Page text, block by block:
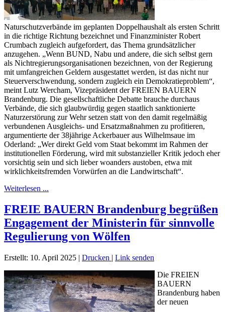
Naturschutzverbände im geplanten Doppelhaushalt als ersten Schritt
in die richtige Richtung bezeichnet und Finanzminister Robert
Crumbach zugleich aufgefordert, das Thema grundsätzlicher
anzugehen. „Wenn BUND, Nabu und andere, die sich selbst gern
als Nichtregierungsorganisationen bezeichnen, von der Regierung
mit umfangreichen Geldern ausgestattet werden, ist das nicht nur
Steuerverschwendung, sondern zugleich ein Demokratieproblem“,
meint Lutz Wercham, Vizepräsident der FREIEN BAUERN
Brandenburg. Die gesellschaftliche Debatte brauche durchaus
Verbände, die sich glaubwürdig gegen staatlich sanktionierte
Naturzerstörung zur Wehr setzen statt von den damit regelmäßig
verbundenen Ausgleichs- und Ersatzmaßnahmen zu profitieren,
argumentierte der 38jährige Ackerbauer aus Wilhelmsaue im
Oderland: „Wer direkt Geld vom Staat bekommt im Rahmen der
institutionellen Förderung, wird mit substanzieller Kritik jedoch eher
vorsichtig sein und sich lieber woanders austoben, etwa mit
wirklichkeitsfremden Vorwürfen an die Landwirtschaft“.
Weiterlesen ...
FREIE BAUERN Brandenburg begrüßen
Engagement der Ministerin für sinnvolle
Regulierung von Wölfen
Erstellt: 10. April 2025 | Drucken | Link senden
Die FREIEN
BAUERN
Brandenburg haben
der neuen